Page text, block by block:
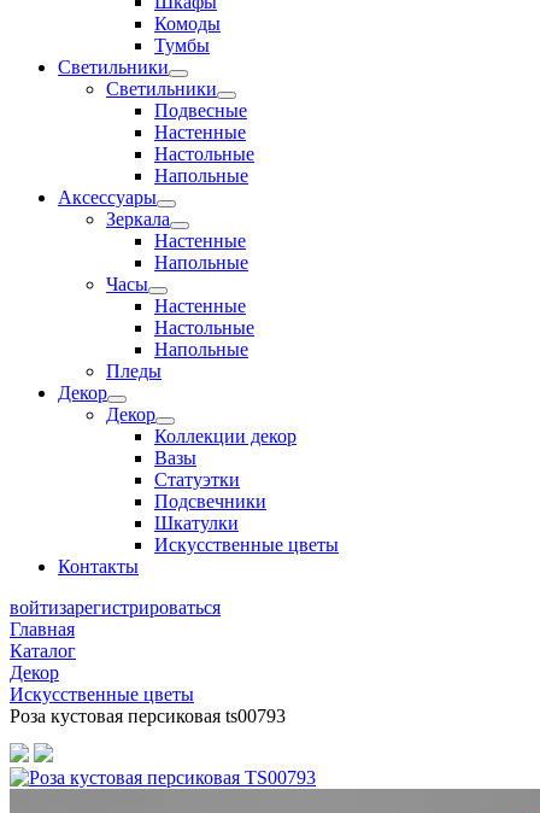
Комоды
Тумбы
Светильники
Светильники
Подвесные
Настенные
Настольные
Напольные
Аксессуары
Зеркала
Настенные
Напольные
Часы
Настенные
Настольные
Напольные
Пледы
Декор
Декор
Коллекции декор
Вазы
Статуэтки
Подсвечники
Шкатулки
Искусственные цветы
Контакты
войтизарегистрироваться
Главная
Каталог
Декор
Искусственные цветы
Роза кустовая персиковая ts00793